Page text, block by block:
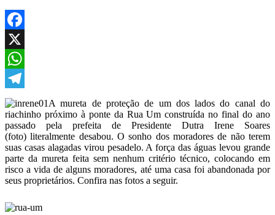
Facebook
X
WhatsApp
Telegram
A mureta de proteção de um dos lados do canal do
riachinho próximo à ponte da Rua Um construída no final do ano
passado pela prefeita de Presidente Dutra Irene Soares
(foto) literalmente desabou. O sonho dos moradores de não terem
suas casas alagadas virou pesadelo. A força das águas levou grande
parte da mureta feita sem nenhum critério técnico, colocando em
risco a vida de alguns moradores, até uma casa foi abandonada por
seus proprietários. Confira nas fotos a seguir.